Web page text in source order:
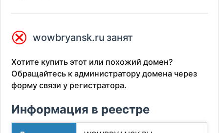
⮿ wowbryansk.ru занят
Хотите купить этот или похожий домен?
Обращайтесь к администратору домена через
форму связи у регистратора.
Информация в реестре